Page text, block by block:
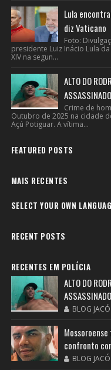
Lula
diz Vaticano
Foto:
presidente Luiz Inácio Lula
XIV na segun...
ALTO DO
Crime de
Outubro de 2025 na cidade
Açú Potiguar. A vítima...
FEATURED POSTS
MAIS RECENTES
SELECT YOUR OWN
RECENT POSTS
RECENTES EM POLÍCIA
ALTO DO
BLOG
confronto
BLOG